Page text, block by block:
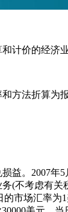
价的经济
法折算为
。2007年5
(不考虑有
市场汇率